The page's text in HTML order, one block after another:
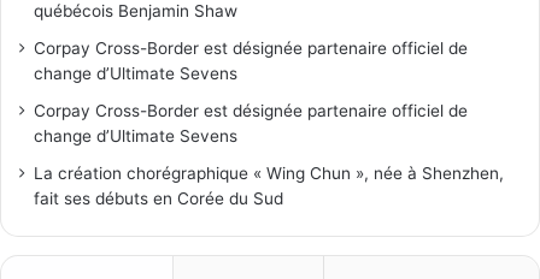
québécois Benjamin Shaw
Corpay Cross-Border est désignée partenaire officiel de
change d’Ultimate Sevens
Corpay Cross-Border est désignée partenaire officiel de
change d’Ultimate Sevens
La création chorégraphique « Wing Chun », née à Shenzhen,
fait ses débuts en Corée du Sud